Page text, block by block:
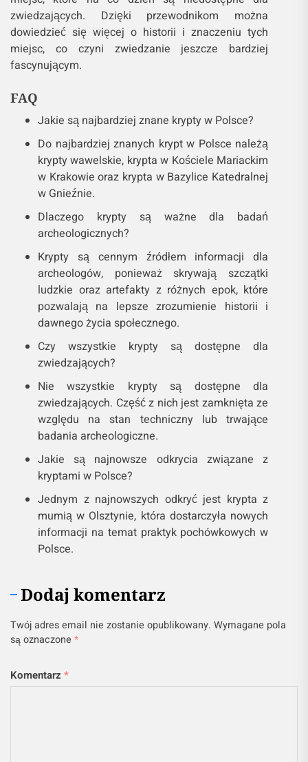
zwiedzających. Dzięki przewodnikom można
dowiedzieć się więcej o historii i znaczeniu tych
miejsc, co czyni zwiedzanie jeszcze bardziej
fascynującym.
FAQ
Jakie są najbardziej znane krypty w Polsce?
Do najbardziej znanych krypt w Polsce należą
krypty wawelskie, krypta w Kościele Mariackim
w Krakowie oraz krypta w Bazylice Katedralnej
w Gnieźnie.
Dlaczego krypty są ważne dla badań
archeologicznych?
Krypty są cennym źródłem informacji dla
archeologów, ponieważ skrywają szczątki
ludzkie oraz artefakty z różnych epok, które
pozwalają na lepsze zrozumienie historii i
dawnego życia społecznego.
Czy wszystkie krypty są dostępne dla
zwiedzających?
Nie wszystkie krypty są dostępne dla
zwiedzających. Część z nich jest zamknięta ze
względu na stan techniczny lub trwające
badania archeologiczne.
Jakie są najnowsze odkrycia związane z
kryptami w Polsce?
Jednym z najnowszych odkryć jest krypta z
mumią w Olsztynie, która dostarczyła nowych
informacji na temat praktyk pochówkowych w
Polsce.
Dodaj komentarz
Twój adres email nie zostanie opublikowany. Wymagane pola
są oznaczone *
Komentarz *